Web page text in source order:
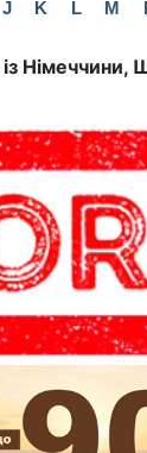
Німеччини,
J K L M